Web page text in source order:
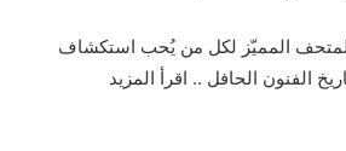
المتحف المميّز لكل من يُحب استكشاف
الفنون الحافل .. اقرأ المزيد